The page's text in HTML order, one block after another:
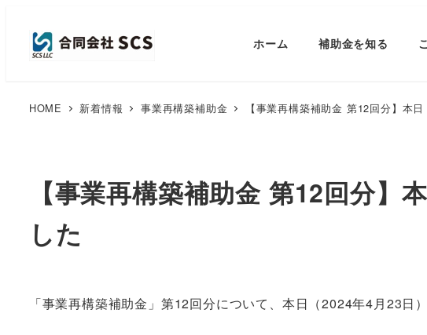
ホーム 補助金を知る
HOME 新着情報 事業再構築補助金 【事業再構築補助金 第12回分】本
【事業再構築補助金 第12回分
した
「事業再構築補助金」第12回分について、本日（2024年4月23日